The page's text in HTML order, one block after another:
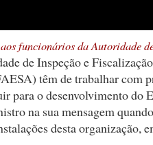
funcionários da Autoridade
de Inspeção e
têm de trabalhar com
para o desenvolvimento do
na sua mensagem
desta organização,